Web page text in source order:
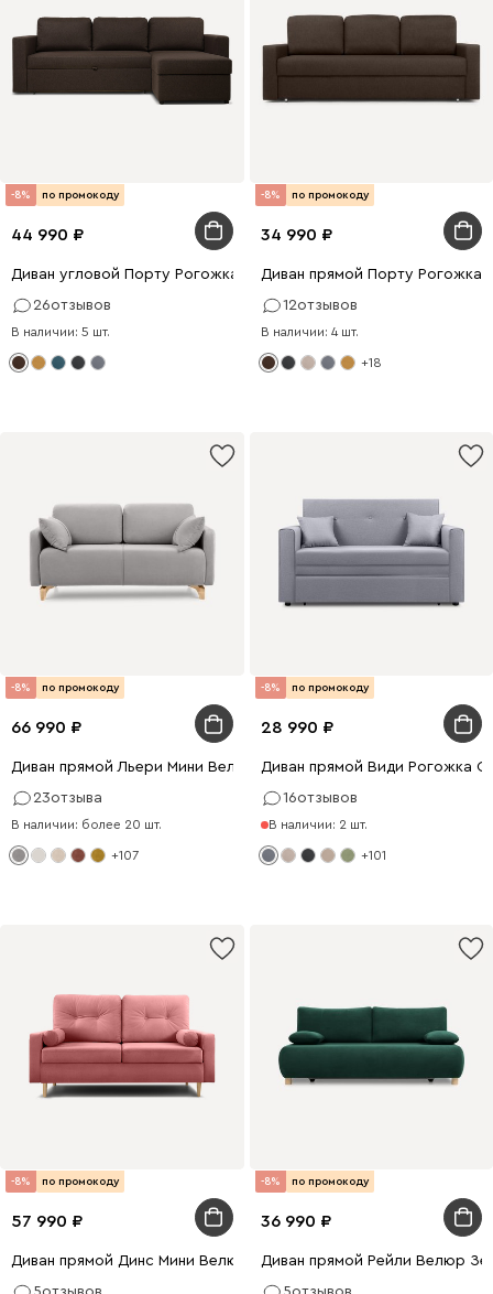
-8% по промокоду
44 990
Диван угловой Порту Рогожка Коричневый
26отзывов
В наличии: 5 шт.
-8% по промокоду
34 990
Диван прямой Порту Рогожка
12отзывов
В наличии: 4 шт.
+18
-8% по промокоду
66 990
Диван прямой Льери Мини Велюр Светло-серый
23отзыва
В наличии: более 20 шт.
+107
-8% по промокоду
28 990
Диван прямой Види Рогожка
16отзывов
В наличии: 2 шт.
+101
-8% по промокоду
57 990
Диван прямой Динс Мини Велюр Розовый
-8% по промокоду
36 990
Диван прямой Рейли Велюр